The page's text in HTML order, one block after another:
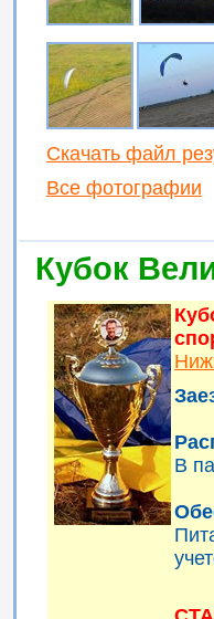
Скачать файл
Все фотографии
Кубок
В